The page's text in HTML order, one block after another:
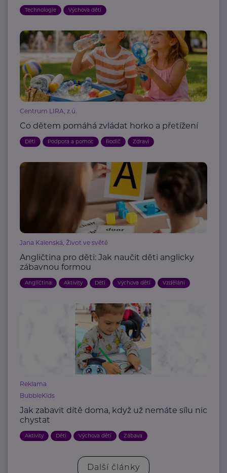
Technologie Výchova dětí
Centrum LIRA, z.ú.
Co dětem pomáhá zvládat horko a přetížení
Děti Podpora a pomoc Rodič Zdraví
Jana Kalenská, Život ve světě
Angličtina pro děti: Jak naučit děti anglicky
zábavnou formou
Angličtina Aktivity Děti Výchova dětí Vzdělání
Reklama
BubbleKids
Jak zabavit dítě doma, když už nemáte sílu nic
chystat
Aktivity Děti Výchova dětí Zábava
Další články